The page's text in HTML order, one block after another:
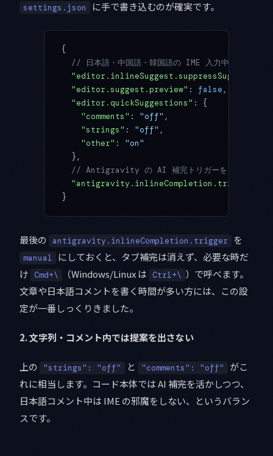
settings.json に手で書き込むのが確実です。
{
// 日本語・中国語・韓国語の IME 入力中は AI 補完
  "editor.suggest.preview"
: false ,
  "editor.quickSuggestions"
: {
    "comments"
: "off" ,
    "strings"
: "off" ,
    "other"
: "on"
  },
// Antigravity の AI 補完トリガーを「手動のみ
  "antigravity.inlineCompletion.trigger"
}
最後の antigravity.inlineCompletion.trigger を
manual
にしておくと、タブ補完は消えず、必要な時だ
け Cmd+\ （Windows/Linux は Ctrl+\ ）で呼べます。
文章や日本語コメントを書く時間が多い方には、この設
定が一番しっくりきました。
2. 文字列・コメント内では提案を出さない
上の "strings": "off" と "comments": "off"
がこ
れに相当します。コード本体では AI 補完を活かしつつ、
日本語コメント中は IME の邪魔をしない、というバラン
スです。